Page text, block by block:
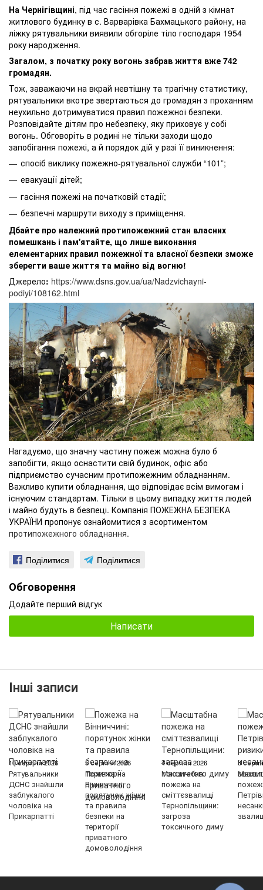
На Чернігівщині, під час гасіння пожежі в одній з кімнат
житлового будинку в с. Варварівка Бахмацького району, на
ліжку рятувальники виявили обгоріле тіло господаря 1954
року народження.
Загалом, з початку року вогонь забрав життя вже 742
громадян.
Тож, заважаючи на вкрай невтішну та трагічну статистику,
рятувальники вкотре звертаються до громадян з проханням
неухильно дотримуватися правил пожежної безпеки.
Розповідайте дітям про небезпеку, яку приховує у собі
вогонь. Обговоріть в родині не тільки заходи щодо
запобігання пожежі, а й порядок дій у разі її виникнення:
спосіб виклику пожежно-рятувальної служби “101”;
евакуації дітей;
гасіння пожежі на початковій стадії;
безпечні маршрути виходу з приміщення.
Дбайте про належний протипожежний стан власних
помешкань і пам'ятайте, що лише виконання
елементарних правил пожежної та власної безпеки зможе
зберегти ваше життя та майно від вогню!
Джерело: https://www.dsns.gov.ua/ua/Nadzvichayni-
podiyi/108162.html
Нагадуємо, що значну частину пожеж можна було б
запобігти, якщо оснастити свій будинок, офіс або
підприємство сучасним протипожежним обладнанням.
Важливо купити обладнання, що відповідає всім вимогам і
існуючим стандартам. Тільки в цьому випадку життя людей
і майно будуть в безпеці. Компанія ПОЖЕЖНА БЕЗПЕКА
УКРАЇНИ пропонує ознайомитися з асортиментом
протипожежного обладнання.
Поділитися Поділитися
Обговорення
Додайте перший відгук
Написати
Інші записи
10 серпня 2026
Рятувальники
ДСНС знайшли
заблукалого
чоловіка на
Прикарпатті
5 серпня 2026
Пожежа на
Вінниччині:
порятунок жінки
та правила
безпеки на
території
приватного
домоволодіння
4 серпня 2026
Масштабна
пожежа на
сміттєзвалищі
Тернопільщини:
загроза
токсичного диму
3